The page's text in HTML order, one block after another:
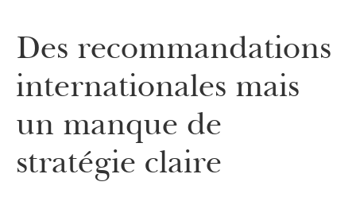
Des recommandations
internationales mais
un manque de
stratégie claire